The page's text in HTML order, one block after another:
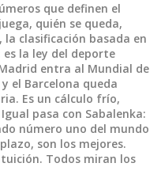
que definen el
quién se queda,
, la clasificación basada en
la ley del deporte
entra al Mundial de
el Barcelona queda
Es un cálculo frío,
pasa con Sabalenka:
número uno del mundo
son los mejores.
Todos miran los